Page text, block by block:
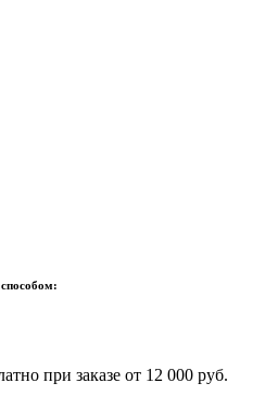
при заказе от 12 000 руб.